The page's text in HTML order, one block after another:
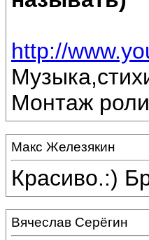
http://
Монтаж
Макс Железякин
Красиво.:)
Вячеслав Серёгин